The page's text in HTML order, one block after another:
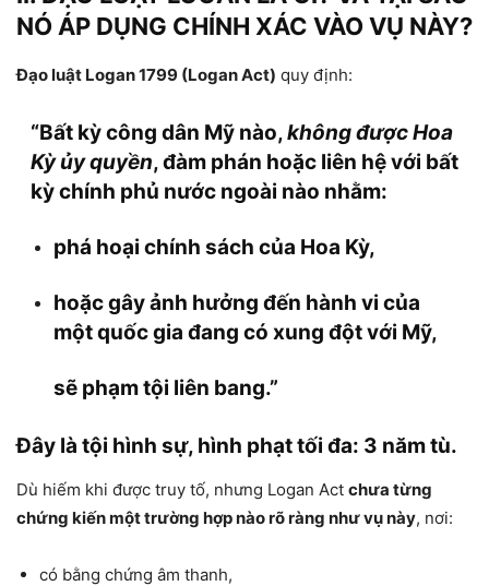
NÓ ÁP DỤNG CHÍNH XÁC VÀO VỤ NÀY?
Đạo luật Logan 1799 (Logan Act) quy định:
“Bất kỳ công dân Mỹ nào,không được Hoa
Kỳ ủy quyền, đàm phán hoặc liên hệ với bất
kỳ chính phủ nước ngoài nào nhằm:
phá hoại chính sách của Hoa Kỳ,
hoặc gây ảnh hưởng đến hành vi của
một quốc gia đang có xung đột với Mỹ,
sẽ phạm tội liên bang.”
Đây là tội hình sự, hình phạt tối đa: 3 năm tù.
Dù hiếm khi được truy tố, nhưng Logan Act chưa từng
chứng kiến một trường hợp nào rõ ràng như vụ này, nơi:
có bằng chứng âm thanh,